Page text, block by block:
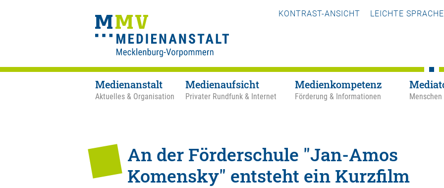
KONTRAST-ANSICHT LEICHTE SPRACHE
Medienanstalt
Aktuelles & Organisation
Medienaufsicht
Privater Rundfunk & Internet
Medienkompetenz
Förderung & Informationen
An der Förderschule "Jan-Amos
Komensky" entsteht ein Kurzfilm